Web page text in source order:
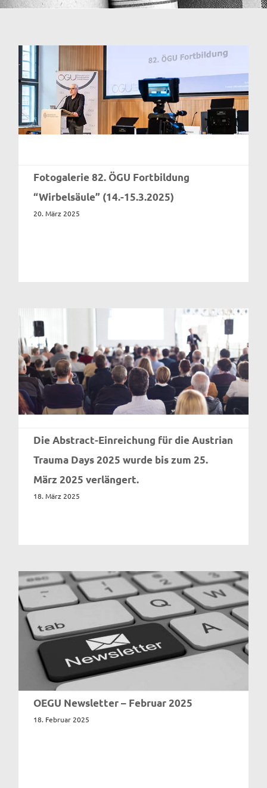
Fotogalerie 82. ÖGU Fortbildung
“Wirbelsäule” (14.-15.3.2025)
20. März 2025
Die Abstract-Einreichung für die Austrian
Trauma Days 2025 wurde bis zum 25.
März 2025 verlängert.
18. März 2025
OEGU Newsletter – Februar 2025
18. Februar 2025